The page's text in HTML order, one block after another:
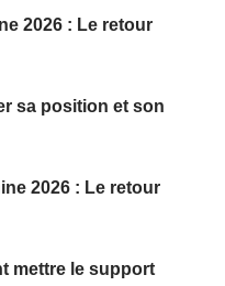
2026 : Le retour
sa position et son
2026 : Le retour
mettre le support